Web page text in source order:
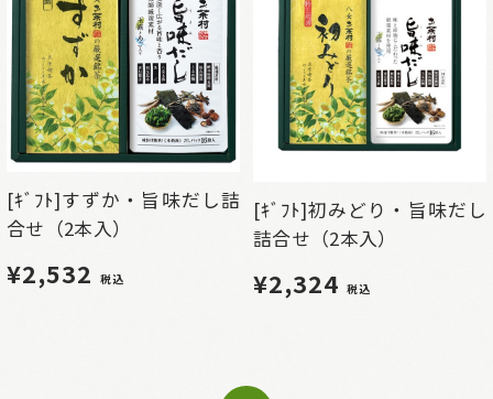
[ｷﾞﾌﾄ]すずか・旨味だし詰
合せ（2本入）
¥2,532 税込
[ｷﾞﾌﾄ]初みどり・旨味だし
詰合せ（2本入）
¥2,324 税込